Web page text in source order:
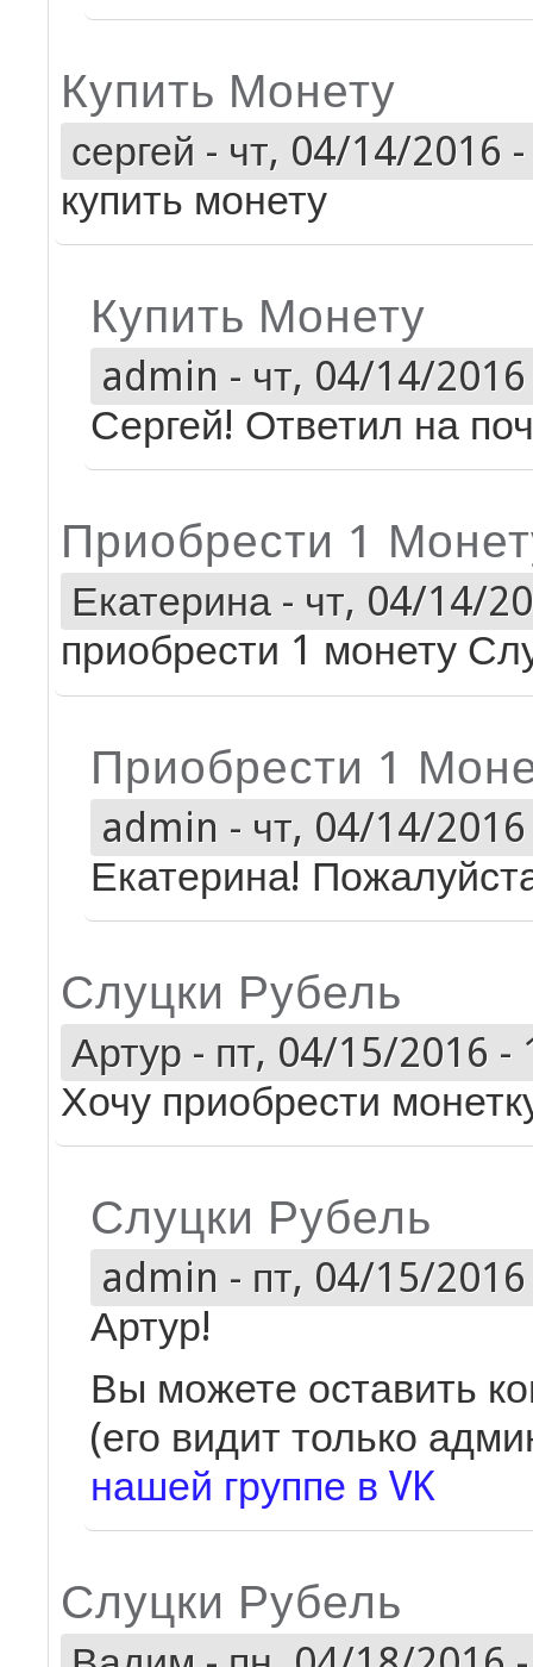
Купить Монету
сергей - чт, 04/14/2016
купить монету
Купить Монету
admin - чт, 04/14/
Сергей! Ответил на
Приобрести 1
Екатерина- чт, 04/14/
приобрести 1 монету
Приобрести 1
admin - чт, 04/14/
Екатерина!
Слуцки Рубель
Артур - пт, 04/15/2016 -
Хочу приобрести
Слуцки Рубель
admin - пт, 04/15/
Артур!
Вы можете оставить
(его видит только
нашей группе в VK
Слуцки Рубель